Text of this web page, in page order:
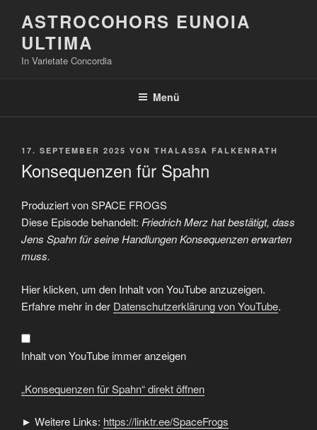
Inhalt
springen
ASTROCOHORS EUNOIA
ULTIMA
In Varietate Concordia
Menü
VERÖFFENTLICHT
17. SEPTEMBER 2025 VON THALASSA FALKENRATH
Konsequenzen für Spahn
Produziert von SPACE FROGS
Diese Episode behandelt: Friedrich Merz hat bestätigt, dass
Jens Spahn für seine Handlungen Konsequenzen erwarten
muss.
„Konsequenzen
für
Spahn“
von
anzeigen
Hier klicken, um den Inhalt von YouTube anzuzeigen.
Erfahre mehr in der Datenschutzerklärung von YouTube.
Inhalt von YouTube immer anzeigen
„Konsequenzen für Spahn“ direkt öffnen
► Weitere Links: https://linktr.ee/SpaceFrogs